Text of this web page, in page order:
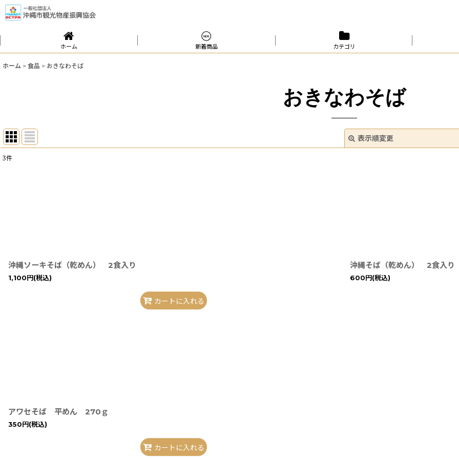
ホーム 新着商品 カテゴリ
ホーム > 食品 > おきなわそば
おきなわそば
表示順変更
3件
沖縄ソーキそば（乾めん） 2食入り
1,100円(税込)
カートに入れる
沖縄そば（乾めん） 2食入り
600円(税込)
アワセそば 平めん 270ｇ
350円(税込)
カートに入れる